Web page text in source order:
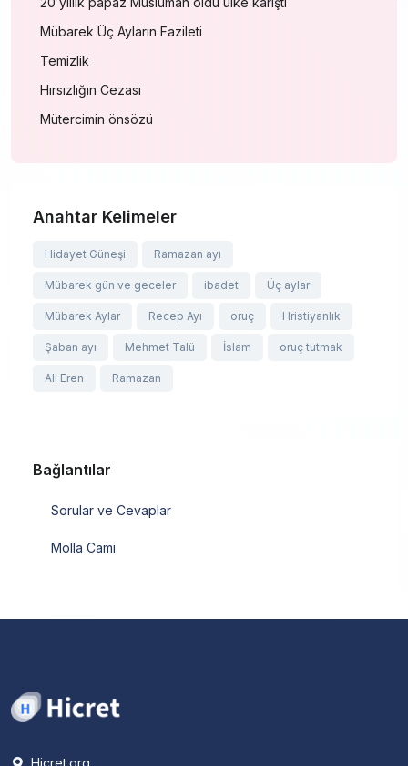
Mübarek Üç Ayların Fazileti
Temizlik
Hırsızlığın Cezası
Mütercimin önsözü
Anahtar Kelimeler
Hidayet Güneşi Ramazan ayı
Mübarek gün ve geceler ibadet Üç aylar
Mübarek Aylar Recep Ayı oruç Hristiyanlık
Şaban ayı Mehmet Talü İslam oruç tutmak
Ali Eren Ramazan
Bağlantılar
Sorular ve Cevaplar
Molla Cami